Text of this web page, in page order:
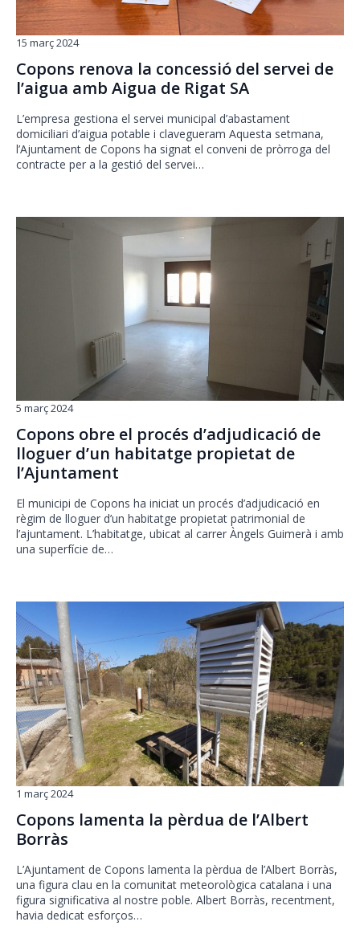
Copons renova la concessió del servei de
l’aigua amb Aigua de Rigat SA
15 març 2024
L’empresa gestiona el servei municipal d’abastament
domiciliari d’aigua potable i clavegueram Aquesta setmana,
l’Ajuntament de Copons ha signat el conveni de pròrroga del
contracte per a la gestió del servei…
Copons obre el procés d’adjudicació de
lloguer d’un habitatge propietat de
l’Ajuntament
5 març 2024
El municipi de Copons ha iniciat un procés d’adjudicació en
règim de lloguer d’un habitatge propietat patrimonial de
l’ajuntament. L’habitatge, ubicat al carrer Àngels Guimerà i amb
una superfície de…
Copons lamenta la pèrdua de l’Albert
Borràs
1 març 2024
L’Ajuntament de Copons lamenta la pèrdua de l’Albert Borràs,
una figura clau en la comunitat meteorològica catalana i una
figura significativa al nostre poble. Albert Borràs, recentment,
havia dedicat esforços…